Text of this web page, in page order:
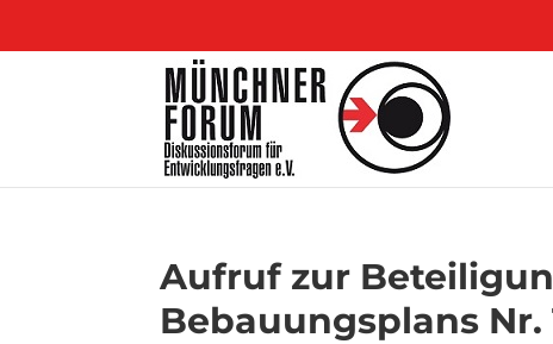
Aufruf zur
Bebauungsplans Nr.